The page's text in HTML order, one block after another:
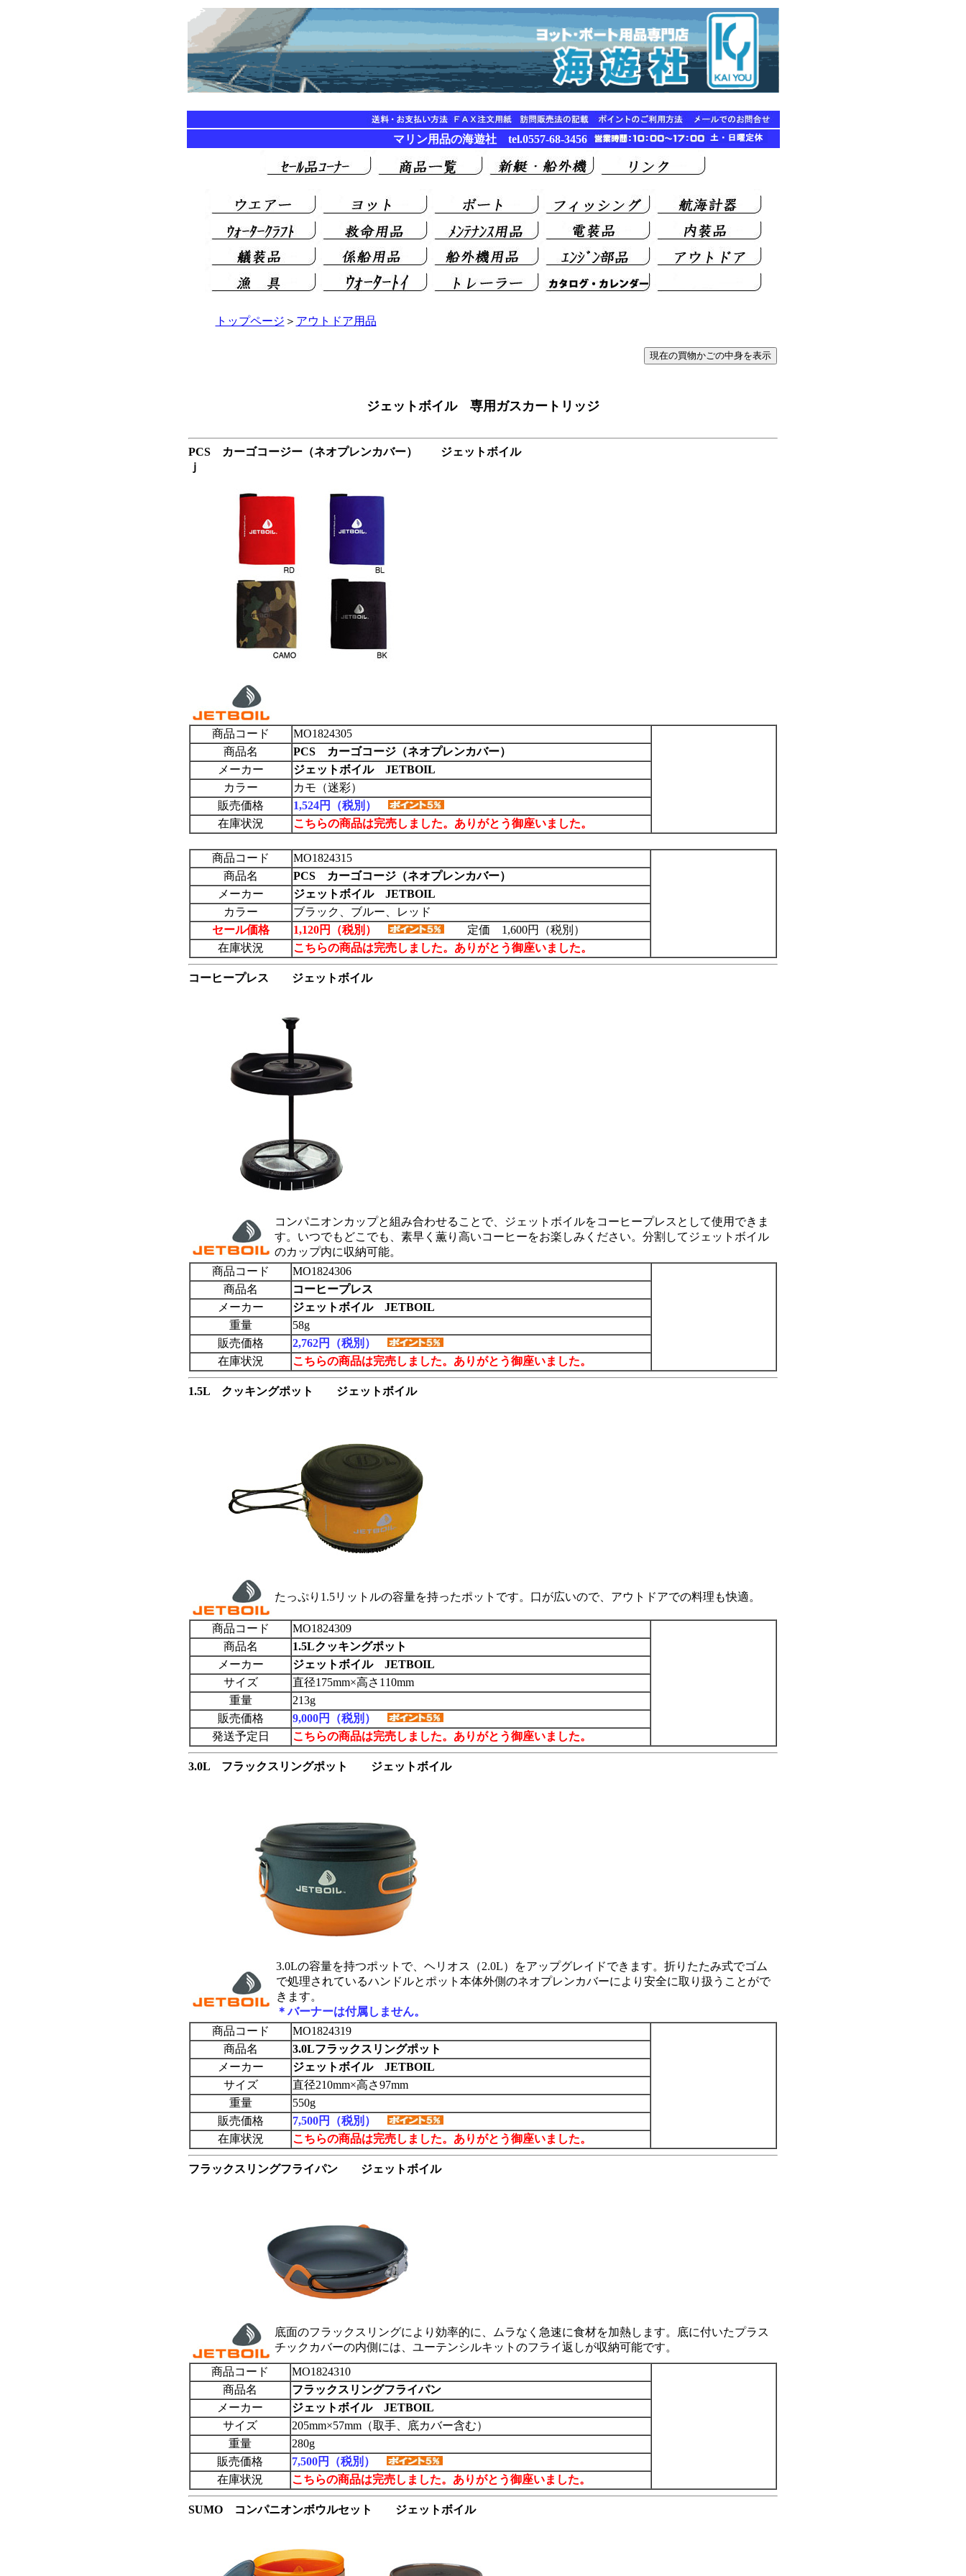
マリン用品の海遊社 tel.0557-68-3456
トップページ ＞ アウトドア用品
ジェットボイル 専用ガスカートリッジ
PCS カーゴコージー（ネオプレンカバー） ジェットボイル
ｊ
商品コード
MO1824305
商品名
PCS カーゴコージ（ネオプレンカバー）
メーカー
ジェットボイル JETBOIL
カラー
カモ（迷彩）
販売価格
1,524円（税別）
在庫状況
こちらの商品は完売しました。ありがとう御座いました。
商品コード
MO1824315
商品名
PCS カーゴコージ（ネオプレンカバー）
メーカー
ジェットボイル JETBOIL
カラー
ブラック、ブルー、レッド
セール価格
1,120円（税別）
定価 1,600円（税別）
在庫状況
こちらの商品は完売しました。ありがとう御座いました。
コーヒープレス ジェットボイル
コンパニオンカップと組み合わせることで、ジェットボイルをコーヒープレスとして使用できま
す。いつでもどこでも、素早く薫り高いコーヒーをお楽しみください。分割してジェットボイル
のカップ内に収納可能。
商品コード
MO1824306
商品名
コーヒープレス
メーカー
ジェットボイル JETBOIL
重量
58g
販売価格
2,762円（税別）
在庫状況
こちらの商品は完売しました。ありがとう御座いました。
1.5L クッキングポット ジェットボイル
たっぷり1.5リットルの容量を持ったポットです。口が広いので、アウトドアでの料理も快適。
商品コード
MO1824309
商品名
1.5Lクッキングポット
メーカー
ジェットボイル JETBOIL
サイズ
直径175mm×高さ110mm
重量
213g
販売価格
9,000円（税別）
発送予定日
こちらの商品は完売しました。ありがとう御座いました。
3.0L フラックスリングポット ジェットボイル
3.0Lの容量を持つポットで、ヘリオス（2.0L）をアップグレイドできます。折りたたみ式でゴム
で処理されているハンドルとポット本体外側のネオプレンカバーにより安全に取り扱うことがで
きます。
＊バーナーは付属しません。
商品コード
MO1824319
商品名
3.0Lフラックスリングポット
メーカー
ジェットボイル JETBOIL
サイズ
直径210mm×高さ97mm
重量
550g
販売価格
7,500円（税別）
在庫状況
こちらの商品は完売しました。ありがとう御座いました。
フラックスリングフライパン ジェットボイル
底面のフラックスリングにより効率的に、ムラなく急速に食材を加熱します。底に付いたプラス
チックカバーの内側には、ユーテンシルキットのフライ返しが収納可能です。
商品コード
MO1824310
商品名
フラックスリングフライパン
メーカー
ジェットボイル JETBOIL
サイズ
205mm×57mm（取手、底カバー含む）
重量
280g
販売価格
7,500円（税別）
在庫状況
こちらの商品は完売しました。ありがとう御座いました。
SUMO コンパニオンボウルセット ジェットボイル